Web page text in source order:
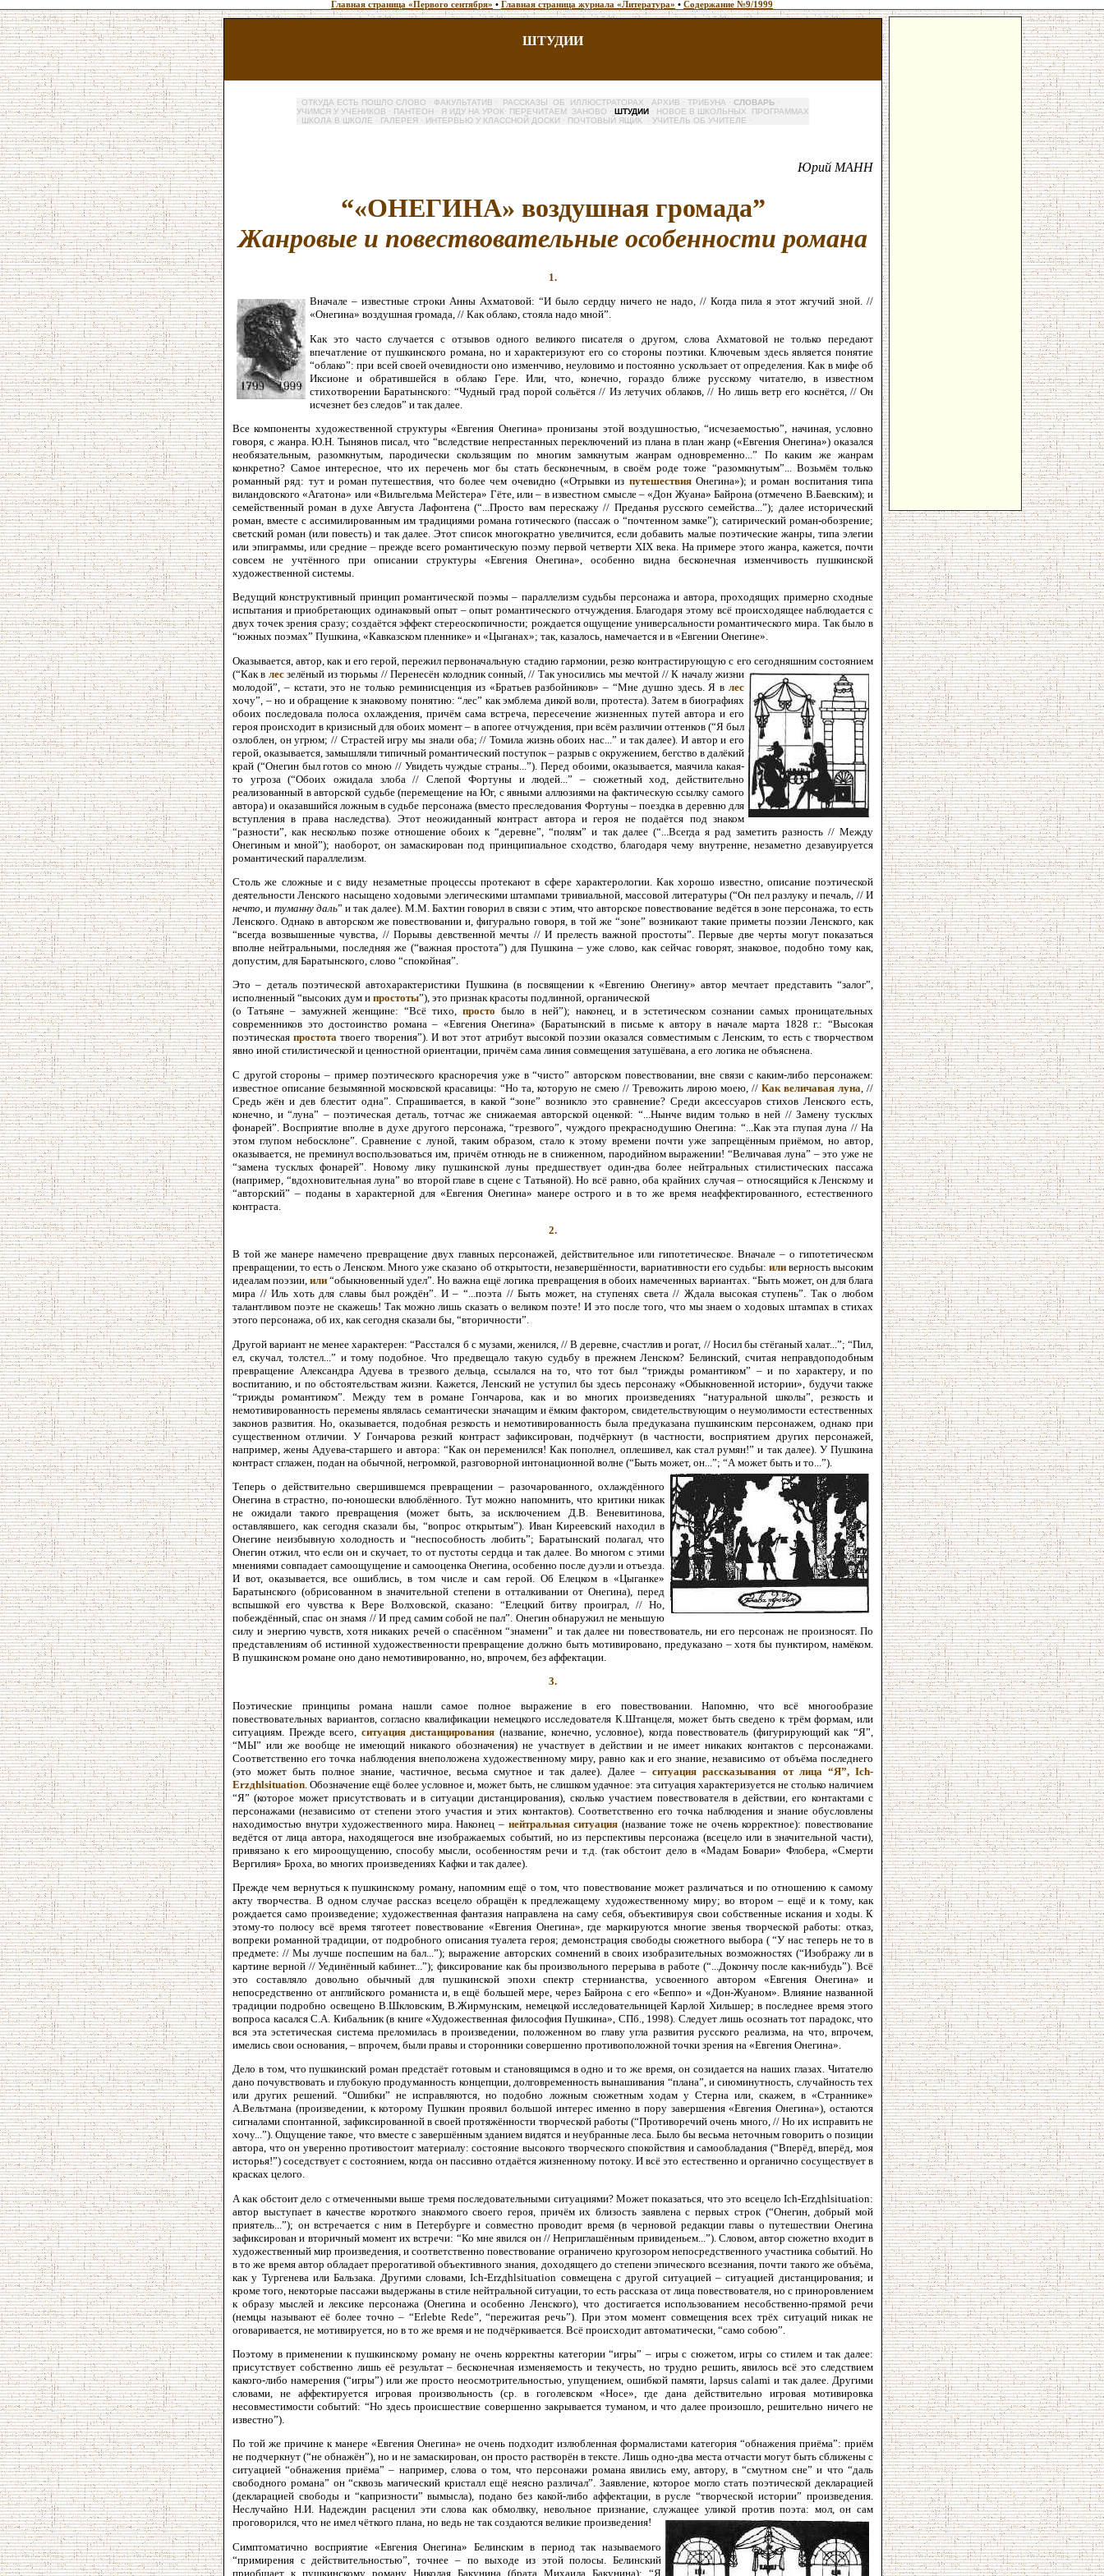
Главная страница «Первого сентября» • Главная страница журнала «Литература» • Содержание №9/1999
ШТУДИИ
· ОТКУДА ЕСТЬ ПОШЛО СЛОВО · ФАКУЛЬТАТИВ · РАССКАЗЫ ОБ ИЛЛЮСТРАТОРАХ · АРХИВ · ТРИБУНА · СЛОВАРЬ ·
УЧИМСЯ У УЧЕНИКОВ · ПАНТЕОН · Я ИДУ НА УРОК· ПЕРЕЧИТАЕМ ЗАНОВО · ШТУДИИ · НОВОЕ В ШКОЛЬНЫХ ПРОГРАММАХ
· ШКОЛА В ШКОЛЕ · ГАЛЕРЕЯ · ИНТЕРВЬЮ У КЛАССНОЙ ДОСКИ · ПОЧТОВЫЙ ЯЩИК · УЧИТЕЛЬ ОБ УЧИТЕЛЕ ·
Юрий МАНН
“«ОНЕГИНА» воздушная громада”
Жанровые и повествовательные особенности романа
1.
Вначале – известные строки Анны Ахматовой: “И было сердцу ничего не надо, // Когда пила я этот жгучий зной. //
«Онегина» воздушная громада, // Как облако, стояла надо мной”.
Как это часто случается с отзывов одного великого писателя о другом, слова Ахматовой не только передают
впечатление от пушкинского романа, но и характеризуют его со стороны поэтики. Ключевым здесь является понятие
“облако”: при всей своей очевидности оно изменчиво, неуловимо и постоянно ускользает от определения. Как в мифе об
Иксионе и обратившейся в облако Гере. Или, что, конечно, гораздо ближе русскому читателю, в известном
стихотворении Баратынского: “Чудный град порой сольётся // Из летучих облаков, // Но лишь ветр его коснётся, // Он
исчезнет без следов” и так далее.
Все компоненты художественной структуры «Евгения Онегина» пронизаны этой воздушностью, “исчезаемостью”, начиная, условно
говоря, с жанра. Ю.Н. Тынянов писал, что “вследствие непрестанных переключений из плана в план жанр («Евгения Онегина») оказался
необязательным, разомкнутым, пародически скользящим по многим замкнутым жанрам одновременно...” По каким же жанрам
конкретно? Самое интересное, что их перечень мог бы стать бесконечным, в своём роде тоже “разомкнутым”... Возьмём только
романный ряд: тут и роман путешествия, что более чем очевидно («Отрывки из путешествияОнегина»); и роман воспитания типа
виландовского «Агатона» или «Вильгельма Мейстера» Гёте, или – в известном смысле – «Дон Жуана» Байрона (отмечено В.Баевским); и
семейственный роман в духе Августа Лафонтена (“...Просто вам перескажу // Преданья русского семейства...”); далее исторический
роман, вместе с ассимилированным им традициями романа готического (пассаж о “почтенном замке”); сатирический роман-обозрение;
светский роман (или повесть) и так далее. Этот список многократно увеличится, если добавить малые поэтические жанры, типа элегии
или эпиграммы, или средние – прежде всего романтическую поэму первой четверти XIX века. На примере этого жанра, кажется, почти
совсем не учтённого при описании структуры «Евгения Онегина», особенно видна бесконечная изменчивость пушкинской
художественной системы.
Ведущий конструктивный принцип романтической поэмы – параллелизм судьбы персонажа и автора, проходящих примерно сходные
испытания и приобретающих одинаковый опыт – опыт романтического отчуждения. Благодаря этому всё происходящее наблюдается с
двух точек зрения сразу; создаётся эффект стереоскопичности; рождается ощущение универсальности романтического мира. Так было в
“южных поэмах” Пушкина, «Кавказском пленнике» и «Цыганах»; так, казалось, намечается и в «Евгении Онегине».
Оказывается, автор, как и его герой, пережил первоначальную стадию гармонии, резко контрастирующую с его сегодняшнимсостоянием
(“Как в лесзелёный из тюрьмы // Перенесён колодник сонный, // Так уносились мы мечтой // К началу жизни
молодой”, – кстати, это не только реминисценция из «Братьев разбойников» – “Мне душно здесь. Я в лес
хочу”, – но и обращение к знаковому понятию: “лес” как эмблема дикой воли, протеста). Затем в биографиях
обоих последовала полоса охлаждения, причём сама встреча, пересечение жизненных путей автора и его
героя происходит в кризисный для обоих момент – в апогее отчуждения, при всём различии оттенков (“Я был
озлоблен, он угрюм; // Страстей игру мы знали оба; // Томила жизнь обоих нас...” и так далее). И автор и его
герой, оказывается, замышляли типичный романтический поступок – разрыв с окружением, бегство в далёкий
край (“Онегин был готов со мною // Увидеть чуждые страны...”). Перед обоими, оказывается, маячила какая-
то угроза (“Обоих ожидала злоба // Слепой Фортуны и людей...” – сюжетный ход, действительно
реализованный в авторской судьбе (перемещение на Юг, с явными аллюзиями на фактическую ссылку самого
автора) и оказавшийся ложным в судьбе персонажа (вместо преследования Фортуны – поездка в деревню для
вступления в права наследства). Этот неожиданный контраст автора и героя не подаётся под знаком
“разности”, как несколько позже отношение обоих к “деревне”, “полям” и так далее (“...Всегда я рад заметить разность // Между
Онегиным и мной”); наоборот, он замаскирован под принципиальное сходство, благодаря чему внутренне, незаметно дезавуируется
романтический параллелизм.
Столь же сложные и с виду незаметные процессы протекают в сфере характерологии. Как хорошо известно, описание поэтической
деятельности Ленского насыщено ходовыми элегическими штампами тривиальной, массовой литературы (“Он пел разлуку и печаль, // И
нечто , и туманну даль” и так далее). М.М. Бахтин говорил в связи с этим, что авторское повествование ведётся в зоне персонажа, то есть
Ленского. Однако в авторском же повествовании и, фигурально говоря, в той же “зоне” возникают такие приметы поэзии Ленского, как
“всегда возвышенные чувства, // Порывы девственной мечты // И прелесть важной простоты”. Первые две черты могут показаться
вполне нейтральными, последняя же (“важная простота”) для Пушкина – уже слово, как сейчас говорят, знаковое, подобно тому как,
допустим, для Баратынского, слово “спокойная”.
Это – деталь поэтической автохарактеристики Пушкина (в посвящении к «Евгению Онегину» автор мечтает представить “залог”,
исполненный “высоких дум и простоты”), это признак красоты подлинной, органической
(о Татьяне – замужней женщине: “Всё тихо,просто было в ней”); наконец, и в эстетическом сознании самых проницательных
современников это достоинство романа – «Евгения Онегина» (Баратынский в письме к автору в начале марта 1828 г.: “Высокая
поэтическаяпростота твоего творения”). И вот этот атрибут высокой поэзии оказался совместимым с Ленским, то есть с творчеством
явно иной стилистической и ценностной ориентации, причём сама линия совмещения затушёвана, а его логика не объяснена.
С другой стороны – пример поэтического красноречия уже в “чисто” авторском повествовании, вне связи с каким-либо персонажем:
известное описание безымянной московской красавицы: “Но та, которую не смею // Тревожить лирою моею, // Как величавая луна , //
Средь жён и дев блестит одна”. Спрашивается, в какой “зоне” возникло это сравнение? Среди аксессуаров стихов Ленского есть,
конечно, и “луна” – поэтическая деталь, тотчас же снижаемая авторской оценкой: “...Нынче видим только в ней // Замену тусклых
фонарей”. Восприятие вполне в духе другого персонажа, “трезвого”, чуждого прекраснодушию Онегина: “...Как эта глупая луна // На
этом глупом небосклоне”. Сравнение с луной, таким образом, стало к этому времени почти уже запрещённым приёмом, но автор,
оказывается, не преминул воспользоваться им, причём отнюдь не в сниженном, пародийном выражении! “Величавая луна” – это уже не
“замена тусклых фонарей”. Новому лику пушкинской луны предшествует один-два более нейтральных стилистических пассажа
(например, “вдохновительная луна” во второй главе в сцене с Татьяной). Но всё равно, оба крайних случая – относящийся к Ленскому и
“авторский” – поданы в характерной для «Евгения Онегина» манере острого и в то же время неаффектированного, естественного
контраста.
2.
В той же манере намечено превращение двух главных персонажей, действительное или гипотетическое. Вначале – о гипотетическом
превращении, то есть о Ленском. Много уже сказано об открытости, незавершённости, вариативности его судьбы: иливерность высоким
идеалам поэзии,или “обыкновенный удел”. Но важна ещё логика превращения в обоих намеченных вариантах. “Быть может, он для блага
мира // Иль хоть для славы был рождён”. И – “...поэта // Быть может, на ступенях света // Ждала высокая ступень”. Так о любом
талантливом поэте не скажешь! Так можно лишь сказать о великом поэте! И это после того, что мы знаем о ходовых штампах в стихах
этого персонажа, об их, как сегодня сказали бы, “вторичности”.
Другой вариант не менее характерен: “Расстался б с музами, женился, // В деревне, счастлив и рогат, // Носил бы стёганый халат...”; “Пил,
ел, скучал, толстел...” и тому подобное. Что предвещало такую судьбу в прежнем Ленском? Белинский, считая неправдоподобным
превращение Александра Адуева в трезвого дельца, ссылался на то, что тот был “трижды романтиком” – и по характеру, и по
воспитанию, и по обстоятельствам жизни. Кажется, Ленский не уступил бы здесь персонажу «Обыкновенной истории», будучи также
“трижды романтиком”. Между тем в романе Гончарова, как и во многих произведениях “натуральной школы”, резкость и
немотивированность перемены являлась семантически значащим и ёмким фактором, свидетельствующим о неумолимости естественных
законов развития. Но, оказывается, подобная резкость и немотивированность была предуказана пушкинским персонажем, однако при
существенном отличии. У Гончарова резкий контраст зафиксирован, подчёркнут (в частности, восприятием других персонажей,
например, жены Адуева-старшего и автора: “Как он переменился! Как пополнел, оплешивел, как стал румян!” и так далее). У Пушкина
контраст сглажен, подан на обычной, негромкой, разговорной интонационной волне (“Быть может, он...”; “А может быть и то...”).
Теперь о действительно свершившемся превращении – разочарованного, охлаждённого
Онегина в страстно, по-юношески влюблённого. Тут можно напомнить, что критики никак
не ожидали такого превращения (может быть, за исключением Д.В. Веневитинова,
оставлявшего, как сегодня сказали бы, “вопрос открытым”). Иван Киреевский находил в
Онегине неизбывную холодность и “неспособность любить”; Баратынский полагал, что
Онегин отжил, что если он и скучает, то от пустоты сердца и так далее. Во многом с этими
мнениями совпадает самоощущение и самооценка Онегина, особенно после дуэли и отъезда.
И вот, оказывается, все ошиблись, в том числе и сам герой. Об Елецком в «Цыганке»
Баратынского (обрисованном в значительной степени в отталкивании от Онегина), перед
вспышкой его чувства к Вере Волховской, сказано: “Елецкий битву проиграл, // Но,
побеждённый, спас он знамя // И пред самим собой не пал”. Онегин обнаружил не меньшую
силу и энергию чувств, хотя никаких речей о спасённом “знамени” и так далее ни повествователь, ни его персонаж не произносят. По
представлениям об истинной художественности превращение должно быть мотивировано, предуказано – хотя бы пунктиром, намёком.
В пушкинском романе оно дано немотивированно, но, впрочем, без аффектации.
3.
Поэтические принципы романа нашли самое полное выражение в его повествовании. Напомню, что всё многообразие
повествовательных вариантов, согласно квалификации немецкого исследователя К.Штанцеля, может быть сведено к трём формам, или
ситуациям. Прежде всего, ситуация дистанцирования (название, конечно, условное), когда повествователь (фигурирующий как “Я”,
“МЫ” или же вообще не имеющий никакого обозначения) не участвует в действии и не имеет никаких контактов с персонажами.
Соответственно его точка наблюдения внеположена художественному миру, равно как и его знание, независимо от объёма последнего
(это может быть полное знание, частичное, весьма смутное и так далее). Далее –ситуация рассказывания от лица “Я”, Ich-
Erzдhlsituation . Обозначение ещё более условное и, может быть, не слишком удачное: эта ситуация характеризуется не столько наличием
“Я” (которое может присутствовать и в ситуации дистанцирования), сколько участием повествователя в действии, его контактами с
персонажами (независимо от степени этого участия и этих контактов). Соответственно его точка наблюдения и знание обусловлены
находимостью внутри художественного мира. Наконец – нейтральная ситуация (название тоже не очень корректное): повествование
ведётся от лица автора, находящегося вне изображаемых событий, но из перспективы персонажа (всецело или в значительной части),
привязано к его мироощущению, способу мысли, особенностям речи и т.д. (так обстоит дело в «Мадам Бовари» Флобера, «Смерти
Вергилия» Броха, во многих произведениях Кафки и так далее).
Прежде чем вернуться к пушкинскому роману, напомним ещё о том, что повествование может различаться и по отношению к самому
акту творчества. В одном случае рассказ всецело обращён к предлежащему художественному миру; во втором – ещё и к тому, как
рождается само произведение; художественная фантазия направлена на саму себя, объективируя свои собственные искания и ходы. К
этому-то полюсу всё время тяготеет повествование «Евгения Онегина», где маркируются многие звенья творческой работы: отказ,
вопреки романной традиции, от подробного описания туалета героя; демонстрация свободы сюжетного выбора ( “У нас теперь не то в
предмете: // Мы лучше поспешим на бал...”); выражение авторских сомнений в своих изобразительных возможностях (“Изображу ли в
картине верной // Уединённый кабинет...”); фиксирование как бы произвольного перерыва в работе (“...Докончу после как-нибудь”). Всё
это составляло довольно обычный для пушкинской эпохи спектр стернианства, усвоенного автором «Евгения Онегина» и
непосредственно от английского романиста и, в ещё большей мере, через Байрона с его «Беппо» и «Дон-Жуаном». Влияние названной
традиции подробно освещено В.Шкловским, В.Жирмунским, немецкой исследовательницей Карлой Хильшер; в последнее время этого
вопроса касался С.А. Кибальник (в книге «Художественная философия Пушкина», СПб., 1998). Следует лишь осознать тот парадокс, что
вся эта эстетическая система преломилась в произведении, положенном во главу угла развития русского реализма, на что, впрочем,
имелись свои основания, – впрочем, были правы и сторонники совершенно противоположной точки зрения на «Евгения Онегина».
Дело в том, что пушкинский роман предстаёт готовым и становящимся в одно и то же время, он созидается на наших глазах. Читателю
дано почувствовать и глубокую продуманность концепции, долговременность вынашивания “плана”, и сиюминутность, случайность тех
или других решений. “Ошибки” не исправляются, но подобно ложным сюжетным ходам у Стерна или, скажем, в «Страннике»
А.Вельтмана (произведении, к которому Пушкин проявил большой интерес именно в пору завершения «Евгения Онегина»), остаются
сигналами спонтанной, зафиксированной в своей протяжённости творческой работы (“Противоречий очень много, // Но их исправить не
хочу...”). Ощущение такое, что вместе с завершённым зданием видятся и неубранные леса. Было бы весьма неточным говорить о позиции
автора, что он уверенно противостоит материалу: состояние высокого творческого спокойствия и самообладания (“Вперёд, вперёд, моя
исторья!”) соседствует с состоянием, когда он пассивно отдаётся жизненному потоку. И всё это естественно и органично сосуществует в
красках целого.
А как обстоит дело с отмеченными выше тремя последовательными ситуациями? Может показаться, что это всецело Ich-Erzдhlsituation:
автор выступает в качестве короткого знакомого своего героя, причём их близость заявлена с первых строк (“Онегин, добрый мой
приятель...”); он встречается с ним в Петербурге и совместно проводит время (в черновой редакции главы о путешествии Онегина
зафиксирован и вторичный момент их встречи: “Ко мне явился он // Неприглашённым привиденьем...”). Словом, автор сюжетно входит в
художественный мир произведения, и соответственно повествование ограничено кругозором непосредственного участника событий. Но
в то же время автор обладает прерогативой объективного знания, доходящего до степени эпического всезнания, почти такого же объёма,
как у Тургенева или Бальзака. Другими словами, Ich-Erzдhlsituation совмещена с другой ситуацией – ситуацией дистанцирования; и
кроме того, некоторые пассажи выдержаны в стиле нейтральной ситуации, то есть рассказа от лица повествователя, но с приноровлением
к образу мыслей и лексике персонажа (Онегина и особенно Ленского), что достигается использованием несобственно-прямой речи
(немцы называют её более точно – “Erlebte Rede”, “пережитая речь”). При этом момент совмещения всех трёх ситуаций никак не
оговаривается, не мотивируется, но в то же время и не подчёркивается. Всё происходит автоматически, “само собою”.
Поэтому в применении к пушкинскому роману не очень корректны категории “игры” – игры с сюжетом, игры со стилем и так далее:
присутствует собственно лишь её результат – бесконечная изменяемость и текучесть, но трудно решить, явилось всё это следствием
какого-либо намерения (“игры”) или же просто неосмотрительностью, упущением, ошибкой памяти, lapsus calami и так далее. Другими
словами, не аффектируется игровая произвольность (ср. в гоголевском «Носе», где дана действительно игровая мотивировка
несовместимости событий: “Но здесь происшествие совершенно закрывается туманом, и что далее произошло, решительно ничего не
известно”).
По той же причине к манере «Евгения Онегина» не очень подходит излюбленная формалистами категория “обнажения приёма”: приём
не подчеркнут (“не обнажён”), но и не замаскирован, он просто растворён в тексте. Лишь одно-два места отчасти могут быть сближены с
ситуацией “обнажения приёма” – например, слова о том, что персонажи романа явились ему, автору, в “смутном сне” и что “даль
свободного романа” он “сквозь магический кристалл ещё неясно различал”. Заявление, которое могло стать поэтической декларацией
(декларацией свободы и “капризности” вымысла), подано без какой-либо аффектации, в русле “творческой истории” произведения.
Неслучайно Н.И. Надеждин расценил эти слова как обмолвку, невольное признание, служащее уликой против поэта: мол, он сам
проговорился, что не имел чёткого плана, но ведь не так создаются великие произведения!
Симптоматично восприятие «Евгения Онегина» Белинским в период так называемого
“примирения с действительностью”, точнее – по выходе из этой полосы. Белинский
приобщает к пушкинскому роману Николая Бакунина (брата Михаила Бакунина): “Я